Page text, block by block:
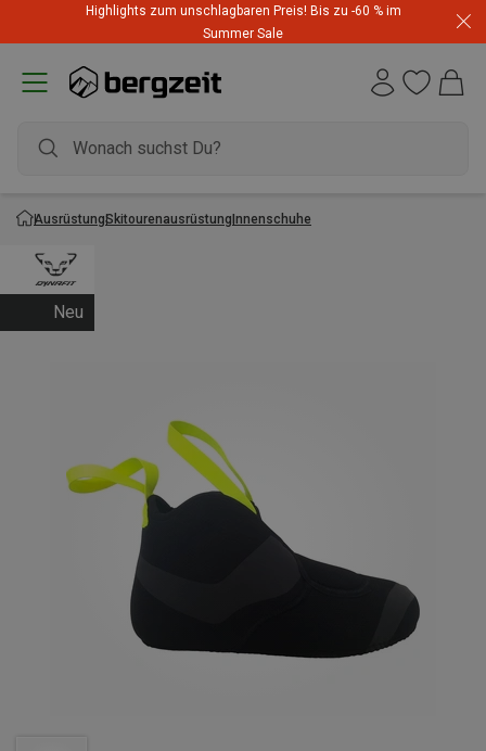
Highlights zum unschlagbaren Preis! Bis zu -60 % im
Summer Sale
AusrüstungSkitourenausrüstungInnenschuhe
Neu